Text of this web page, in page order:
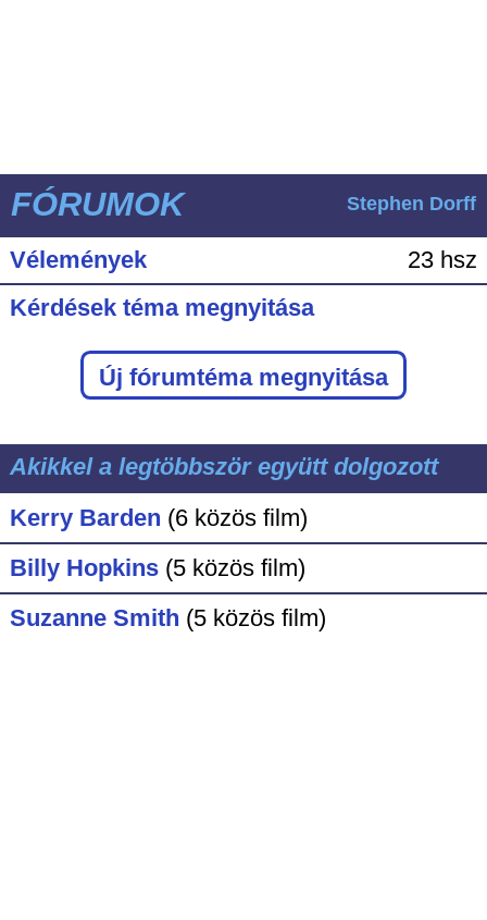
FÓRUMOK Stephen Dorff
Vélemények
23 hsz
Kérdések téma megnyitása
Új fórumtéma megnyitása
Akikkel a legtöbbször együtt dolgozott
Kerry Barden (6 közös film)
Billy Hopkins (5 közös film)
Suzanne Smith (5 közös film)